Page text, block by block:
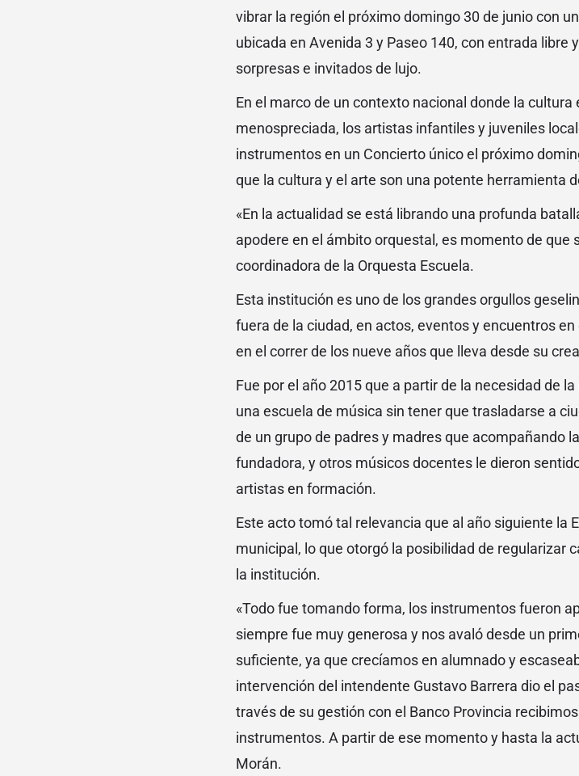
vibrar la región el próximo domingo 30 de junio con
ubicada en Avenida 3 y Paseo 140, con entrada
sorpresas e invitados de lujo.
En el marco de un contexto nacional donde la
menospreciada, los artistas infantiles y juveniles
instrumentos en un Concierto único el próximo
que la cultura y el arte son una potente herramienta
«En la actualidad se está librando una profunda
apodere en el ámbito orquestal, es momento de que
coordinadora de la Orquesta Escuela.
Esta institución es uno de los grandes orgullos
fuera de la ciudad, en actos, eventos y encuentros
en el correr de los nueve años que lleva desde su
Fue por el año 2015 que a partir de la necesidad de
una escuela de música sin tener que trasladarse a
de un grupo de padres y madres que acompañando
fundadora, y otros músicos docentes le dieron
artistas en formación.
Este acto tomó tal relevancia que al año siguiente la
municipal, lo que otorgó la posibilidad de regularizar
la institución.
«Todo fue tomando forma, los instrumentos fueron
siempre fue muy generosa y nos avaló desde un
suficiente, ya que crecíamos en alumnado y
intervención del intendente Gustavo Barrera dio el
través de su gestión con el Banco Provincia
instrumentos. A partir de ese momento y hasta la
Morán.